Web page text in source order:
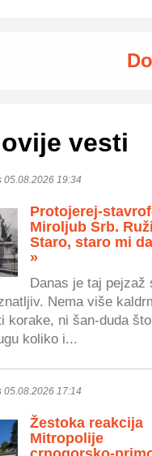
vesti
05.08.2026 19:34
Protojerej-
Miroljub Srb.
Staro, staro mi
»
Danas je taj pejzaž
Nema više
korake, ni šan-duda
koliko i...
05.08.2026 17:14
Žestoka reakcija
Mitropolije